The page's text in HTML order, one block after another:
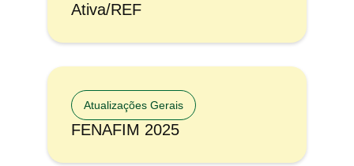
Ativa/REF
Atualizações Gerais
FENAFIM 2025